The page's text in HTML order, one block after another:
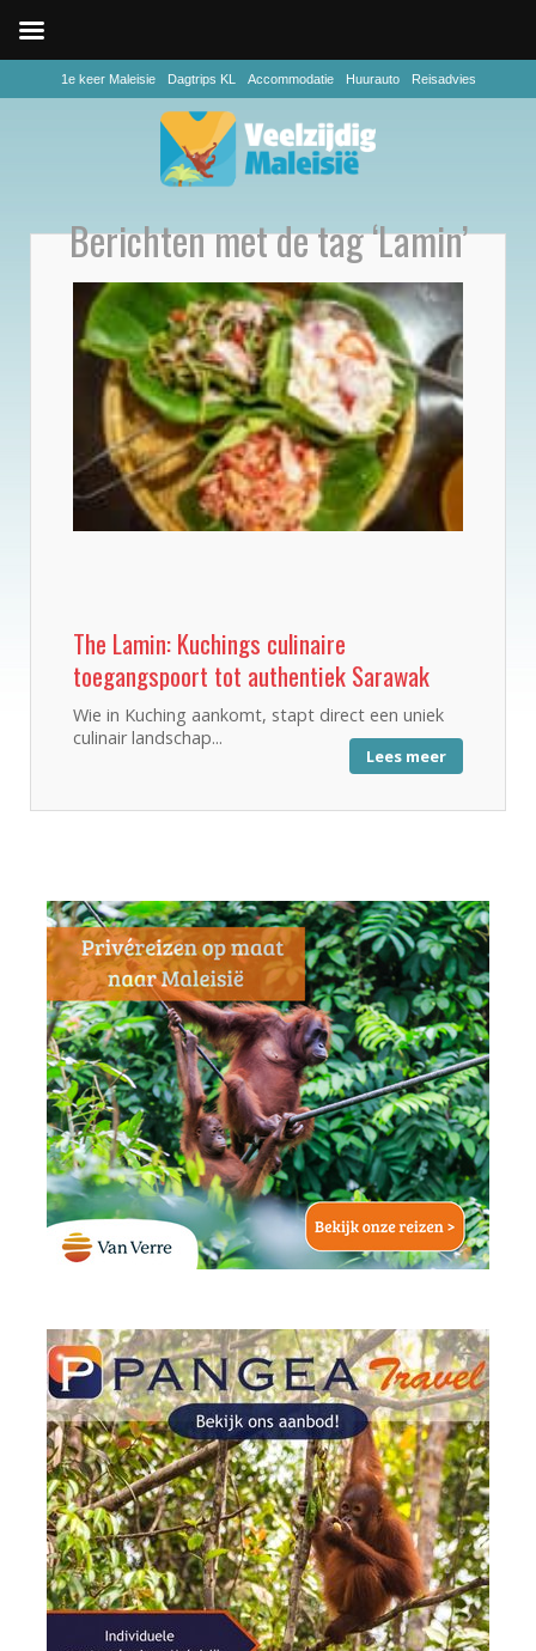
1e keer Maleisie Dagtrips KL Accommodatie Huurauto Reisadvies
Berichten met de tag ‘Lamin’
The Lamin: Kuchings culinaire
toegangspoort tot authentiek Sarawak
Wie in Kuching aankomt, stapt direct een uniek
culinair landschap...
Lees meer